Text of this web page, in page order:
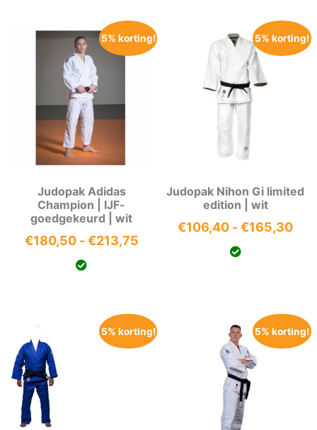
5% korting!
Judopak Adidas
Champion | IJF-
goedgekeurd | wit
€180,50 -€213,75Prijsklasse:
5% korting!
Judopak Nihon Gi limited
edition | wit
€106,40 -€165,30
5% korting! 5% korting!